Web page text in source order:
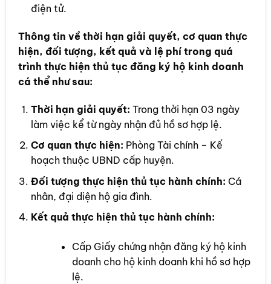
điện tử.
Thông tin về thời hạn giải quyết, cơ quan thực
hiện, đối tượng, kết quả và lệ phí trong quá
trình thực hiện thủ tục đăng ký hộ kinh doanh
cá thể như sau:
Thời hạn giải quyết: Trong thời hạn 03 ngày
làm việc kể từ ngày nhận đủ hồ sơ hợp lệ.
Cơ quan thực hiện: Phòng Tài chính – Kế
hoạch thuộc UBND cấp huyện.
Đối tượng thực hiện thủ tục hành chính: Cá
nhân, đại diện hộ gia đình.
Kết quả thực hiện thủ tục hành chính:
Cấp Giấy chứng nhận đăng ký hộ kinh
doanh cho hộ kinh doanh khi hồ sơ hợp
lệ.